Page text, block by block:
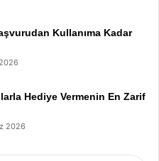
Kullanıma Kadar
Hediye Vermenin En Zarif
2026